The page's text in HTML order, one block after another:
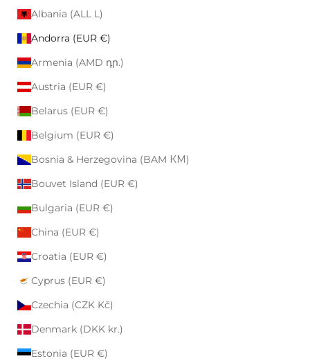
Albania (ALL L)
Andorra (EUR €)
Armenia (AMD դր.)
Austria (EUR €)
Belarus (EUR €)
Belgium (EUR €)
Bosnia & Herzegovina (BAM КМ)
Bouvet Island (EUR €)
Bulgaria (EUR €)
China (EUR €)
Croatia (EUR €)
Cyprus (EUR €)
Czechia (CZK Kč)
Denmark (DKK kr.)
Estonia (EUR €)